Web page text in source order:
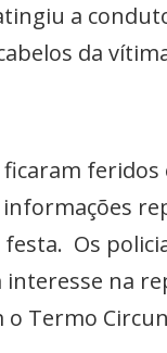
a
da
informações
Os
na
o Termo